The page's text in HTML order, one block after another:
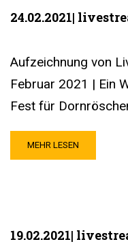
24.02.2021|
Aufzeichnung von
Februar 2021 | Ein
Fest für
MEHR LESEN
19.02.2021|